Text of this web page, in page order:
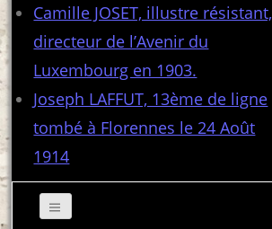
Camille JOSET, illustre résistant,
directeur de l’Avenir du
Luxembourg en 1903.
Joseph LAFFUT, 13ème de ligne
tombé à Florennes le 24 Août
1914